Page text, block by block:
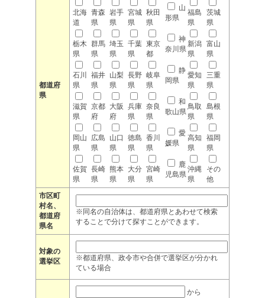
都道府
県
北海
道
青森
県
岩手
県
宮城
県
秋田
県
山
形県
福島
県
茨城
県
栃木
県
群馬
県
埼玉
県
千葉
県
東京
都
神
奈川県
新潟
県
富山
県
石川
県
福井
県
山梨
県
長野
県
岐阜
県
静
岡県
愛知
県
三重
県
滋賀
県
京都
府
大阪
府
兵庫
県
奈良
県
和
歌山県
鳥取
県
島根
県
岡山
県
広島
県
山口
県
徳島
県
香川
県
愛
媛県
高知
県
福岡
県
佐賀
県
長崎
県
熊本
県
大分
県
宮崎
県
鹿
児島県
沖縄
県
その
他
市区町
村名、
都道府
県名
※同名の自治体は、都道府県とあわせて検索
することで分けて探すことができます。
対象の
選挙区
※都道府県、政令市や合併で選挙区が分かれ
ている場合
から